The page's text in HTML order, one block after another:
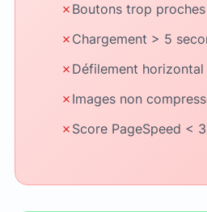
✗ Boutons trop
✗ Chargement > 5
✗ Défilement
✗ Images non
✗ Score PageSpeed <